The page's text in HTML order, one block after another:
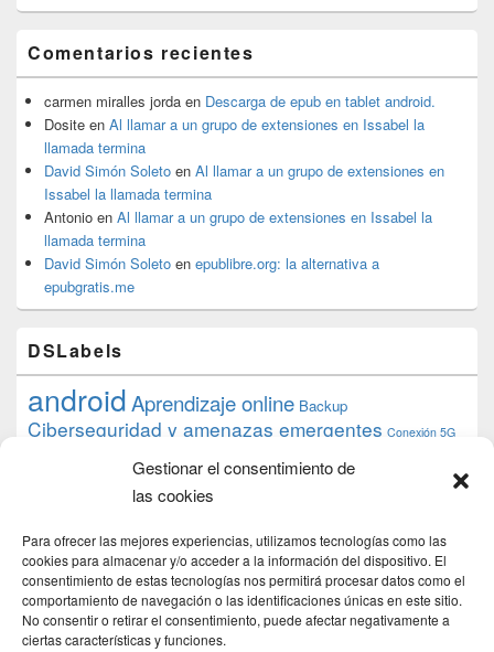
Gestionar el consentimiento de
las cookies
Para ofrecer las mejores experiencias, utilizamos tecnologías como las
cookies para almacenar y/o acceder a la información del dispositivo. El
consentimiento de estas tecnologías nos permitirá procesar datos como el
comportamiento de navegación o las identificaciones únicas en este sitio.
No consentir o retirar el consentimiento, puede afectar negativamente a
ciertas características y funciones.
Comentarios recientes
carmen miralles jorda en Descarga de epub en tablet android.
Dosite en Al llamar a un grupo de extensiones en Issabel la
llamada termina
David Simón Soleto en Al llamar a un grupo de extensiones en
Issabel la llamada termina
Antonio en Al llamar a un grupo de extensiones en Issabel la
llamada termina
David Simón Soleto en epublibre.org: la alternativa a
epubgratis.me
DSLabels
androidAprendizaje online Backup
Ciberseguridad y amenazas emergentes Conexión 5G
datos debian desarrollo web
Formación Google
iphone
proyecto PS4 python Raspberryraspberrypi
raspbian review Servidor Web Sostenibilidad
tecnológicaTecnología torrent
transmissiontutorial ubuntu server Windows